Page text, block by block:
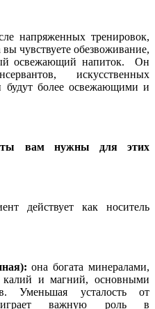
напряженных тренировок,
чувствуете обезвоживание,
освежающий напиток. Он
искусственных
будут более освежающими и
вам нужны для этих
действует как носитель
она богата минералами,
и магний, основными
Уменьшая усталость от
важную роль в